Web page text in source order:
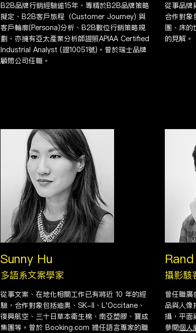
B2B品牌行銷經驗逾15年，專精於B2B品牌策略
擬定、B2B客戶旅程（Customer Journey) 與
客戶輪廓(Persona)分析、B2B數位行銷策略規
劃，亦擁有亞太產業分析師證照APIAA Certified
Industrial Analyst (證10051號)。曾於瑞士品牌
顧問公司任職。
從事品牌
合作對象
團、床的
的見解。
Sunny Hu
多語系文案學家
從事文案、在地化相關工作已有將近 10 年的經
驗，合作對象包括迪奧、SK-II、L'Occitane、
復興航空、三十日草本衛生棉、南亞塑膠、寶成
集團等。曾於 Booking.com 擔任語言專家的職
攝影駭
曾任職
品與人像
攝，平面
參閱個人